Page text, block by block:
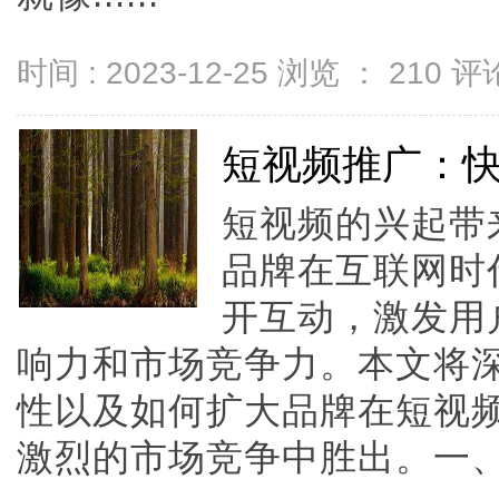
时间 : 2023-12-25 浏览 ： 210 评
短视频推广：
短视频的兴起
品牌在互联网
开互动，激发
响力和市场竞争力。本文将
性以及如何扩大品牌在短视
激烈的市场竞争中胜出。一